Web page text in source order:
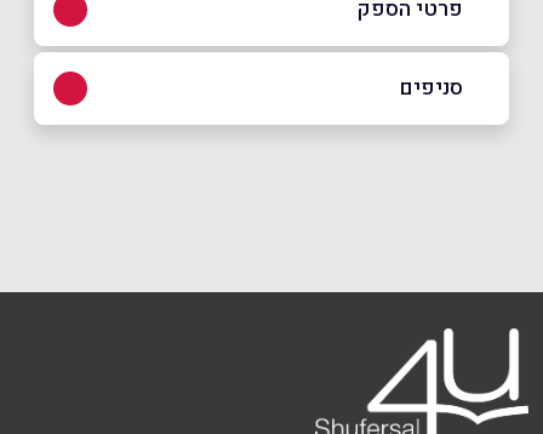
פרטי הספק
בפייסבוק באינסטגרם
טלפון
אימייל*
סניפים